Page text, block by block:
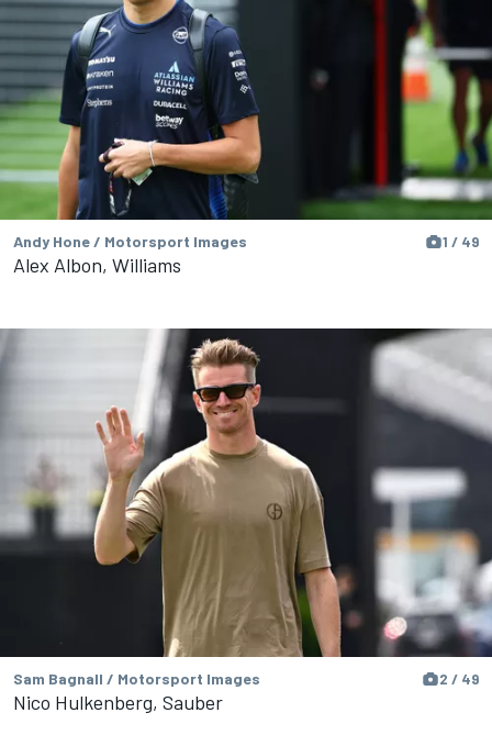
Andy Hone / Motorsport Images 1 / 49
Alex Albon, Williams
Sam Bagnall / Motorsport Images 2 / 49
Nico Hulkenberg, Sauber